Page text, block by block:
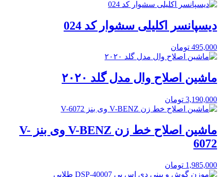
دیسپانسر اکلیلی سشوار کد 024
495,000 تومان
ماشین اصلاح وال مدل گلد ۲۰۲۰
3,190,000 تومان
ماشین اصلاح خط زن V-BENZ وی بنز V-
6072
1,985,000 تومان